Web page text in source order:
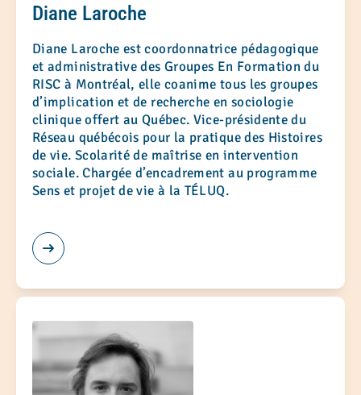
Diane Laroche
Diane Laroche est coordonnatrice pédagogique
et administrative des Groupes En Formation du
RISC à Montréal, elle coanime tous les groupes
d’implication et de recherche en sociologie
clinique offert au Québec. Vice-présidente du
Réseau québécois pour la pratique des Histoires
de vie. Scolarité de maîtrise en intervention
sociale. Chargée d’encadrement au programme
Sens et projet de vie à la TÉLUQ.